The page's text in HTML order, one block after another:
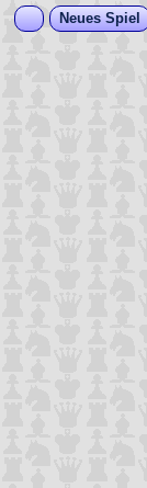
Neues Spiel